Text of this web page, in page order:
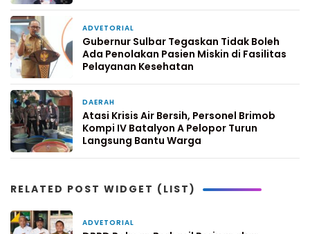
ADVETORIAL
Gubernur Sulbar Tegaskan Tidak Boleh
Ada Penolakan Pasien Miskin di Fasilitas
Pelayanan Kesehatan
DAERAH
Atasi Krisis Air Bersih, Personel Brimob
Kompi IV Batalyon A Pelopor Turun
Langsung Bantu Warga
RELATED POST WIDGET (LIST)
ADVETORIAL